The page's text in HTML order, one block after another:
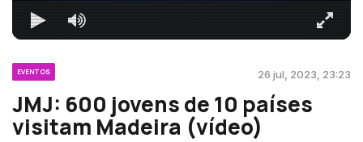
EVENTOS 26 jul, 2023, 23:23
JMJ: 600 jovens de 10 países
visitam Madeira (vídeo)